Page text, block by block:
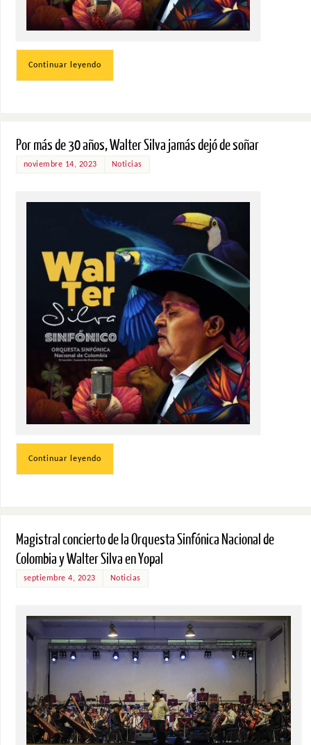
Continuar leyendo
Por más de 30 años, Walter Silva jamás dejó de soñar
noviembre 14, 2023 Noticias
Continuar leyendo
Magistral concierto de la Orquesta Sinfónica Nacional de
Colombia y Walter Silva en Yopal
septiembre 4, 2023 Noticias